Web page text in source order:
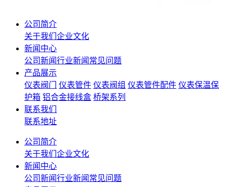
公司简介
关于我们 企业文化
新闻中心
公司新闻行业新闻 常见问题
产品展示
仪表阀门
仪表管件 仪表阀组 仪表管件配件 仪表保温保
护箱 铝合金接线盒 桥架系列
联系我们
联系地址
公司简介
关于我们 企业文化
新闻中心
公司新闻行业新闻 常见问题